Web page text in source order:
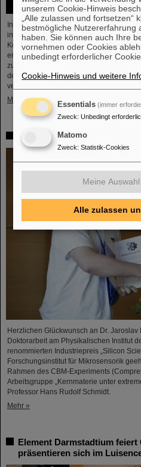
In der vor Kurzem abgeschlossenen
in fünf Jahren war es Zeit für Blei-Ionen
Kollisionen für die Experimente zu
erhöhten Energie von 5,36 TeV pro
zuvor) mit einer Rate von bis zu 50 kHz
der bisher erreichten. Die Arbeiten
verbesserten ALICE-Experiments, das
Mehr »
„Silicon Science Award“ für
Herzlichen Glückwunsch an Dr.
Doktorarbeit am Physikalischen Institut
renommierten Industriepreis „Silicon
Forschungsinstitut für Mikrosensorik
Rahmen des CBM-Experiments
Arbeitsgruppe „Kernmaterie unter
Professor Hans Rudolf Schmidt.
Mehr »
Element Darmstadtium feiert
präsentieren sich im
unserem Cookie-Hinweis
„Alle zulassen und fortsetzen“
bestmögliche Nutzererfahrung
haben. Sie können auch Ihre
vornehmen oder Cookies
unbedingt erforderlicher
Cookie-Hinweis und weitere
Essentials (immer
Zweck: Unbedingt
Matomo
Zweck: Statistik-Cookies
Meine
Alle zulassen